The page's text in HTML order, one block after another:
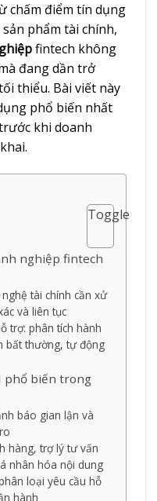
chấm điểm tín dụng
phẩm tài chính,
fintech không
đang dần trở
thiểu. Bài viết này
phổ biến nhất
khi doanh
Toggle
nghiệp fintech
tài chính cần xử
và liên tục
trợ: phân tích hành
bất thường, tự động
phổ biến trong
báo gian lận và
hàng, trợ lý tư vấn
nhân hóa nội dung
loại yêu cầu hỗ
hành